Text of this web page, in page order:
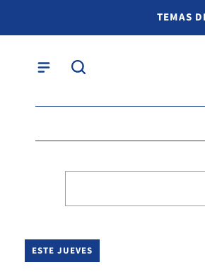
TEMAS
ESTE JUEVES